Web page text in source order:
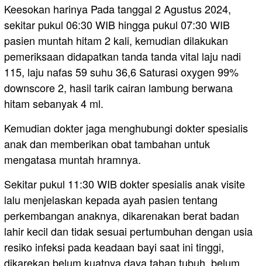
Keesokan harinya Pada tanggal 2 Agustus 2024,
sekitar pukul 06:30 WIB hingga pukul 07:30 WIB
pasien muntah hitam 2 kali, kemudian dilakukan
pemeriksaan didapatkan tanda tanda vital laju nadi
115, laju nafas 59 suhu 36,6 Saturasi oxygen 99%
downscore 2, hasil tarik cairan lambung berwana
hitam sebanyak 4 ml.
Kemudian dokter jaga menghubungi dokter spesialis
anak dan memberikan obat tambahan untuk
mengatasa muntah hramnya.
Sekitar pukul 11:30 WIB dokter spesialis anak visite
lalu menjelaskan kepada ayah pasien tentang
perkembangan anaknya, dikarenakan berat badan
lahir kecil dan tidak sesuai pertumbuhan dengan usia
resiko infeksi pada keadaan bayi saat ini tinggi,
dikarekan belum kuatnya daya tahan tubuh, belum